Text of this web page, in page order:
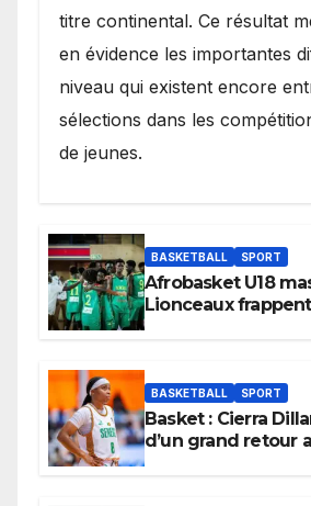
titre continental. Ce résultat
en évidence les importantes
niveau qui existent encore
sélections dans les
de jeunes.
BASKETBALL SPORT
Afrobasket U18
Lionceaux
BASKETBALL SPORT
Basket : Cierra
d’un grand retour